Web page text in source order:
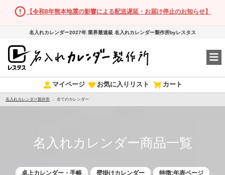
【令和8年熊本地震の影響による配送遅延・お届け停止のお知らせ】
名入れカレンダー2027年 業界最速級 名入れカレンダー製作所byレスタス
マイページ お気に入りリスト カート
名入れカレンダー製作所 全てのカレンダー
名入れカレンダー商品一覧
卓上カレンダー・手帳 壁掛けカレンダー 特徴:年表ページ